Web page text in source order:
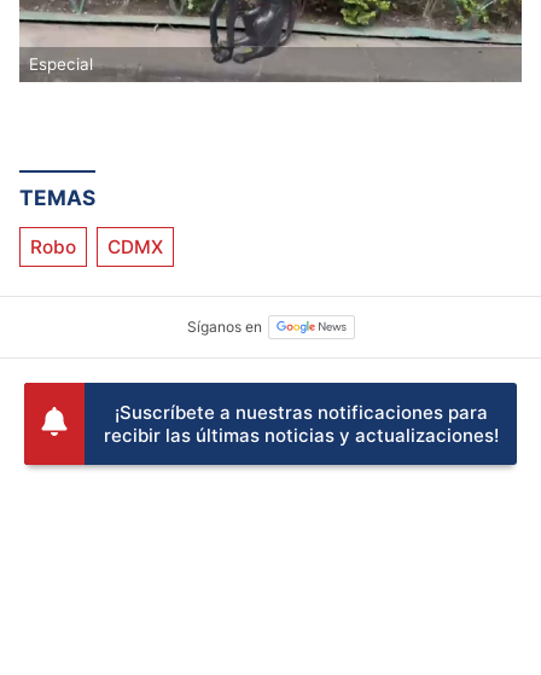
Especial
TEMAS
Robo CDMX